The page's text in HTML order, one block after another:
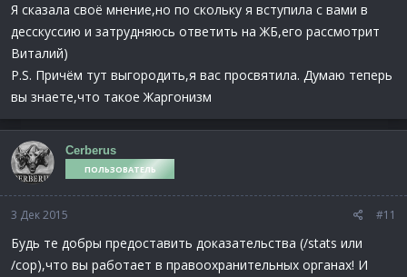
Я сказала своё мнение,но по скольку я вступила с вами в
десскуссию и затрудняюсь ответить на ЖБ,его рассмотрит
Виталий)
P.S. Причём тут выгородить,я вас просвятила. Думаю теперь
вы знаете,что такое Жаргонизм
Cerberus
ПОЛЬЗОВАТЕЛЬ
3 Дек 2015 #11
Будь те добры предоставить доказательства (/stats или
/cop),что вы работает в правоохранительных органах! И